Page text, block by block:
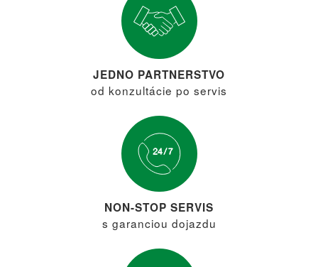
JEDNO PARTNERSTVO
od konzultácie po servis
NON-STOP SERVIS
s garanciou dojazdu